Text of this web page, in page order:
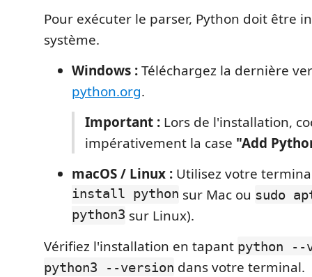
Pour exécuter le parser, Python doit être
système.
Windows :Téléchargez la dernière
python.org.
Important : Lors de l'installation,
impérativement la case "Add
macOS / Linux : Utilisez votre
install python sur Mac ou sudo
python3 sur Linux).
Vérifiez l'installation en tapant python --
python3 --version dans votre terminal.